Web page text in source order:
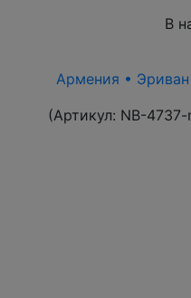
В
Армения • Эриван
(Артикул: NB-4737-